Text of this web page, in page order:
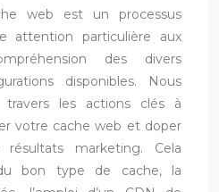
web est un processus
attention particulière aux
des divers
disponibles. Nous
les actions clés à
votre cache web et doper
marketing. Cela
bon type de cache, la